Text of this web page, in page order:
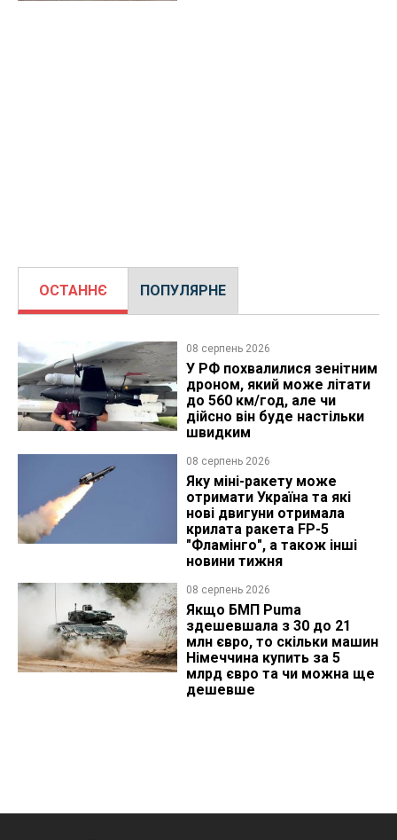
ОСТАННЄ ПОПУЛЯРНЕ
08 серпень 2026
У РФ похвалилися зенітним
дроном, який може літати
до 560 км/год, але чи
дійсно він буде настільки
швидким
08 серпень 2026
Яку міні-ракету може
отримати Україна та які
нові двигуни отримала
крилата ракета FP-5
"Фламінго", а також інші
новини тижня
08 серпень 2026
Якщо БМП Puma
здешевшала з 30 до 21
млн євро, то скільки машин
Німеччина купить за 5
млрд євро та чи можна ще
дешевше